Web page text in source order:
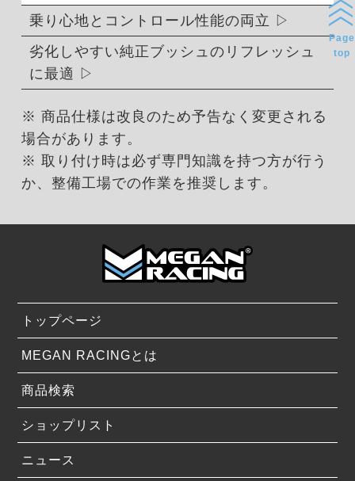
乗り心地とコントロール性能の両立
劣化しやすい純正ブッシュのリフレッシュ
に最適
※ 商品仕様は改良のため予告なく変更される
場合があります。
※ 取り付け時は必ず専門知識を持つ方が行う
か、整備工場での作業を推奨します。
トップページ
MEGAN RACINGとは
商品検索
ショップリスト
ニュース
Page
top